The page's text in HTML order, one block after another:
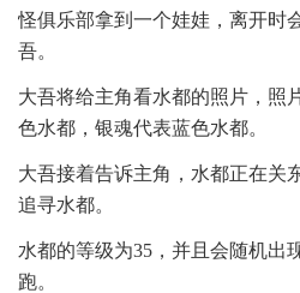
怪俱乐部拿到一个娃娃，离开时
吾。
大吾将给主角看水都的照片，照
色水都，银魂代表蓝色水都。
大吾接着告诉主角，水都正在关
追寻水都。
水都的等级为35，并且会随机出
跑。